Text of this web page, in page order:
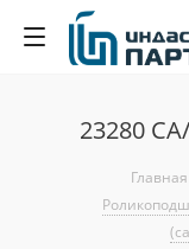
23280
Главная